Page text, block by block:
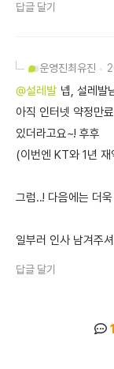
답글 달기
운영진최유진
@설레발 넵, 설레발
아직 인터넷 약정만
있더라고요~! 후후
(이번엔 KT와 1년
그럼..! 다음에는 더
일부러 인사 남겨주
답글 달기